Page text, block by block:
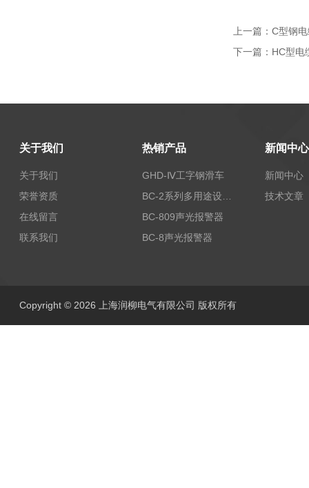
上一篇： C型钢
下一篇： HC型电
关于我们
关于我们
荣誉资质
在线留言
联系我们
热销产品
GHD-Ⅳ工字钢滑车
BC-809声光报警器
BC-8声光报警器
新闻中心
新闻中心
技术文章
Copyright © 2026 上海润柳电气有限公司 版权所有